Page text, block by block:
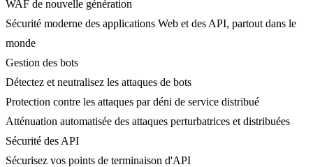
WAF de nouvelle génération
Sécurité moderne des applications Web et des API, partout dans le
monde
Gestion des bots
Détectez et neutralisez les attaques de bots
Protection contre les attaques par déni de service distribué
Atténuation automatisée des attaques perturbatrices et distribuées
Sécurité des API
Sécurisez vos points de terminaison d'API